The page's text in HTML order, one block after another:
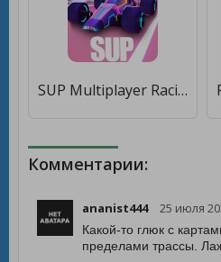
SUP Multiplayer Racing [Мод меню]
Комментарии:
ananist444 25 июля
Какой-то глюк с
пределами трассы.